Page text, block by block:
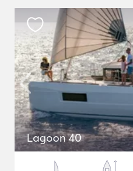
Lagoon 40